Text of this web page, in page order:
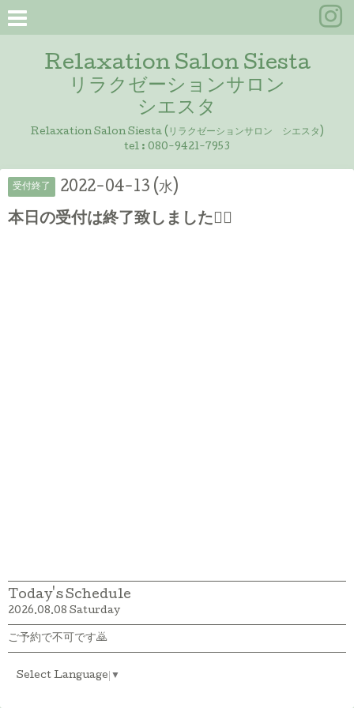
Relaxation Salon Siesta
リラクゼーションサロン
シエスタ
Relaxation Salon Siesta (リラクゼーションサロン シエスタ)
tel : 080-9421-7953
受付終了 2022-04-13 (水)
本日の受付は終了致しました🙇‍♀️
Today's Schedule
2026.08.08 Saturday
ご予約で不可です🙇
Select Language ▼